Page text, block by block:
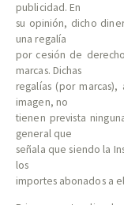
publicidad. En
su opinión, dicho
una regalía
por cesión de
marcas. Dichas
regalías (por
imagen, no
tienen prevista
general que
señala que siendo la
los
importes abonados a